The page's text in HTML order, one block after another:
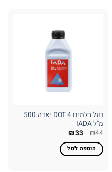
נוזל בלמים DOT 4 יאדה 500
מ"ל IADA
₪44
₪33
הוספה לסל